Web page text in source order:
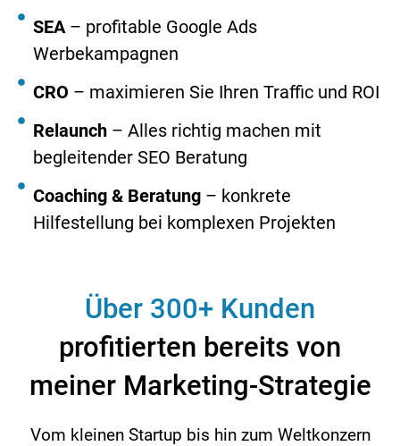
SEA – profitable Google Ads
Werbekampagnen
CRO – maximieren Sie Ihren Traffic und ROI
Relaunch – Alles richtig machen mit
begleitender SEO Beratung
Coaching & Beratung – konkrete
Hilfestellung bei komplexen Projekten
Über 300+ Kunden
profitierten bereits von
meiner Marketing-Strategie
Vom kleinen Startup bis hin zum Weltkonzern